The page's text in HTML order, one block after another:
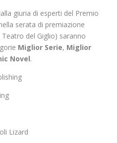
giuria di esperti del Premio
serata di premiazione
del Giglio) saranno
Miglior Serie, Miglior
Novel.
Lizard